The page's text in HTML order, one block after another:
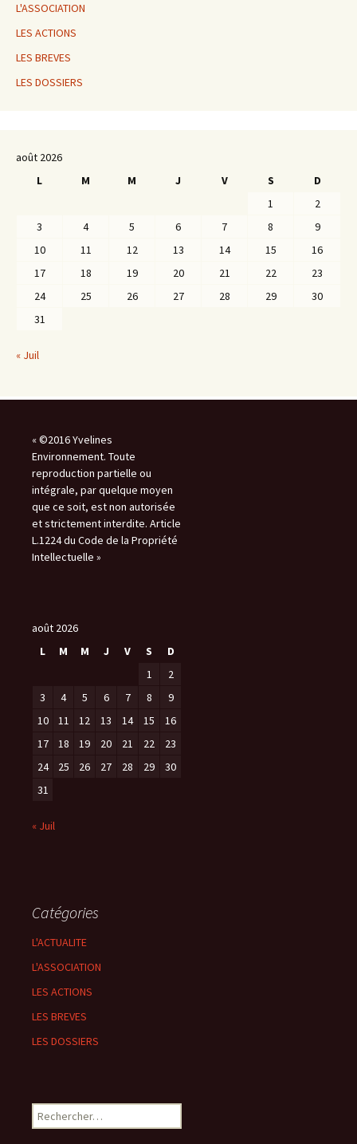
L'ASSOCIATION
LES ACTIONS
LES BREVES
LES DOSSIERS
août 2026
L
M M J V S
D
1
2
3
4 5 6 7 8
9
10
11 12 13 14 15
16
17
18 19 20 21 22
23
24
25 26 27 28 29
30
31
« Juil
« ©2016 Yvelines
Environnement. Toute
reproduction partielle ou
intégrale, par quelque moyen
que ce soit, est non autorisée
et strictement interdite. Article
L.1224 du Code de la Propriété
Intellectuelle »
août 2026
L
M M J V S
D
1
2
3
4 5 6 7 8
9
10
11 12 13 14 15
16
17
18 19 20 21 22
23
24
25 26 27 28 29
30
31
« Juil
Catégories
L'ACTUALITE
L'ASSOCIATION
LES ACTIONS
LES BREVES
LES DOSSIERS
Rechercher :